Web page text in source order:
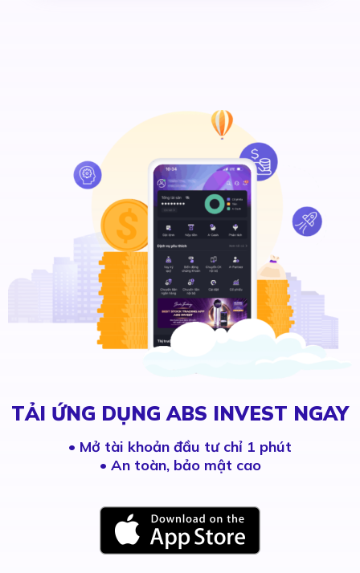
TẢI ỨNG DỤNG ABS INVEST NGAY
• Mở tài khoản đầu tư chỉ 1 phút
• An toàn, bảo mật cao